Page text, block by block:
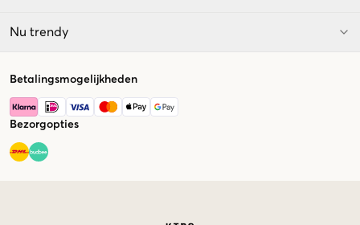
Nu trendy
Betalingsmogelijkheden
Bezorgopties